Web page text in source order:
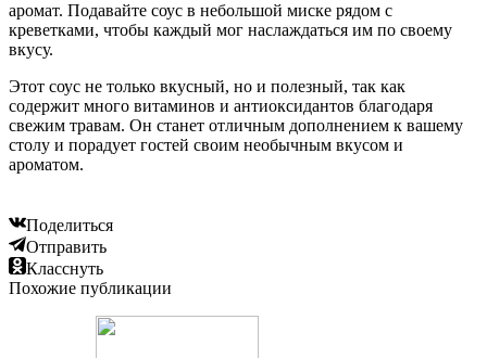
аромат. Подавайте соус в небольшой миске рядом с
креветками, чтобы каждый мог наслаждаться им по своему
вкусу.
Этот соус не только вкусный, но и полезный, так как
содержит много витаминов и антиоксидантов благодаря
свежим травам. Он станет отличным дополнением к вашему
столу и порадует гостей своим необычным вкусом и
ароматом.
Поделиться
Отправить
Класснуть
Похожие публикации